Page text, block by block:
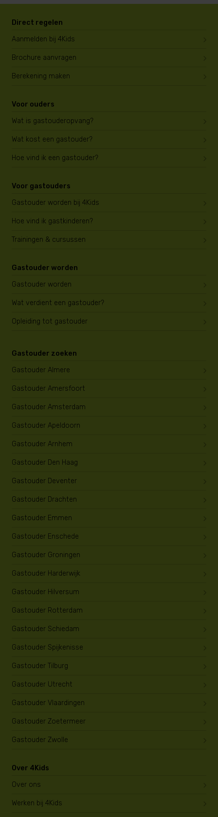
Direct regelen
Aanmelden bij 4Kids
Brochure aanvragen
Berekening maken
Voor ouders
Wat is gastouderopvang?
Wat kost een gastouder?
Hoe vind ik een gastouder?
Voor gastouders
Gastouder worden bij 4Kids
Hoe vind ik gastkinderen?
Trainingen & cursussen
Gastouder worden
Gastouder worden
Wat verdient een gastouder?
Opleiding tot gastouder
Gastouder zoeken
Gastouder Almere
Gastouder Amersfoort
Gastouder Amsterdam
Gastouder Apeldoorn
Gastouder Arnhem
Gastouder Den Haag
Gastouder Deventer
Gastouder Drachten
Gastouder Emmen
Gastouder Enschede
Gastouder Groningen
Gastouder Harderwijk
Gastouder Hilversum
Gastouder Rotterdam
Gastouder Schiedam
Gastouder Spijkenisse
Gastouder Tilburg
Gastouder Utrecht
Gastouder Vlaardingen
Gastouder Zoetermeer
Gastouder Zwolle
Over 4Kids
Over ons
Werken bij 4Kids